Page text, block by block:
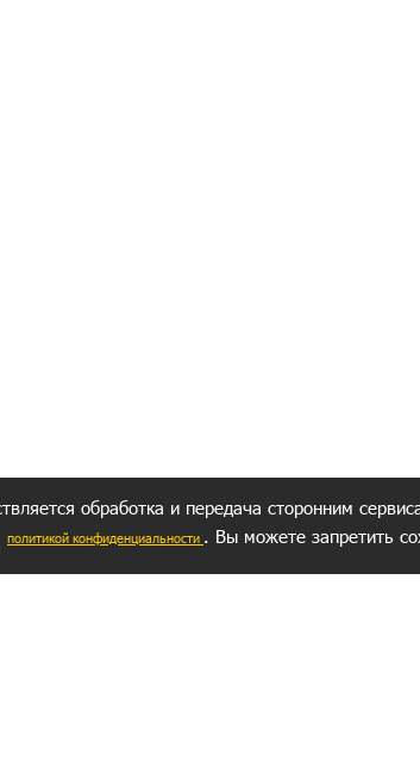
обработка и передача сторонним
политикой конфиденциальности . Вы можете запретить